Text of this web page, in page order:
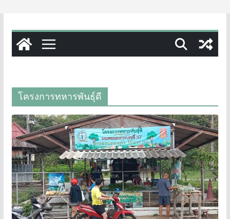
“Feel All the Feelings” เที่ยวให้สนุก
เก็บแสตมป์ครบ แล้วรับของที่ระลึกสุด
โครงการทหารพันธุ์ดี